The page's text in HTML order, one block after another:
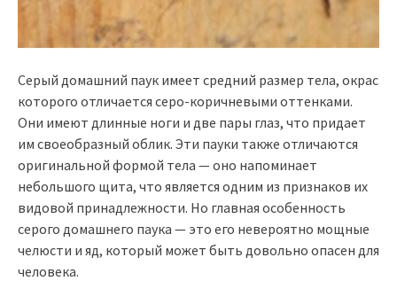
Серый домашний паук имеет средний размер тела, окрас
которого отличается серо-коричневыми оттенками.
Они имеют длинные ноги и две пары глаз, что придает
им своеобразный облик. Эти пауки также отличаются
оригинальной формой тела — оно напоминает
небольшого щита, что является одним из признаков их
видовой принадлежности. Но главная особенность
серого домашнего паука — это его невероятно мощные
челюсти и яд, который может быть довольно опасен для
человека.